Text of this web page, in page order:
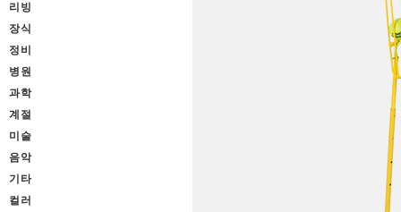
리빙
장식
정비
병원
과학
계절
미술
음악
기타
컬러